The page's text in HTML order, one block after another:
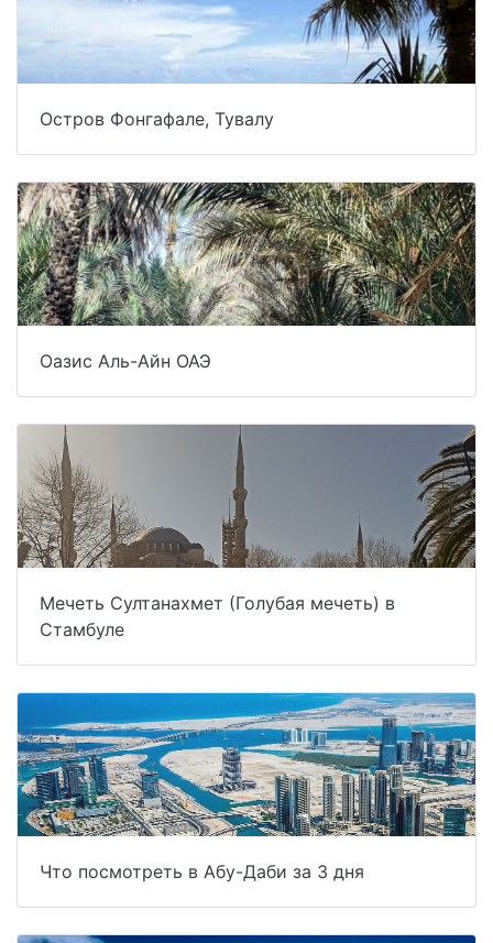
Остров Фонгафале, Тувалу
Оазис Аль-Айн ОАЭ
Мечеть Султанахмет (Голубая мечеть) в
Стамбуле
Что посмотреть в Абу-Даби за 3 дня